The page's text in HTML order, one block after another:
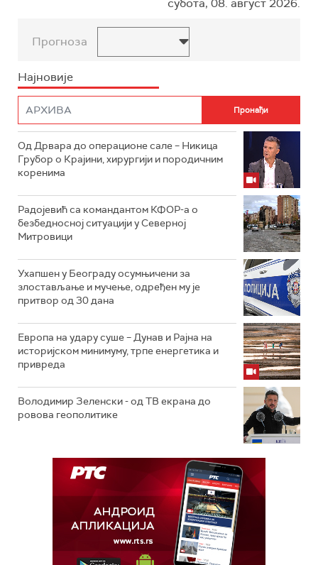
субота, 08. август 2026.
Прогноза
Најновије
Од Дрвара до операционе сале – Никица
Грубор о Крајини, хирургији и породичним
коренима
Радојевић са командантом КФОР-а о
безбедносној ситуацији у Северној
Митровици
Ухапшен у Београду осумњичени за
злостављање и мучење, одређен му је
притвор од 30 дана
Европа на удару суше – Дунав и Рајна на
историјском минимуму, трпе енергетика и
привреда
Володимир Зеленски - од ТВ екрана до
ровова геополитике